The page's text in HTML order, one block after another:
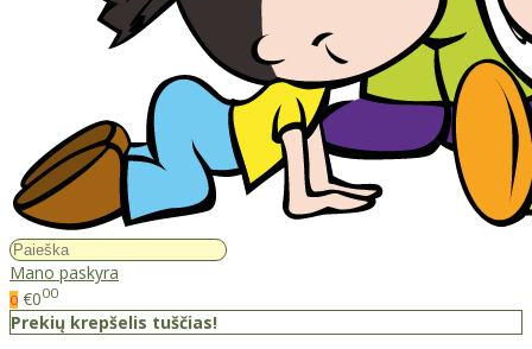
Mano paskyra
0 €000
Prekių krepšelis tuščias!